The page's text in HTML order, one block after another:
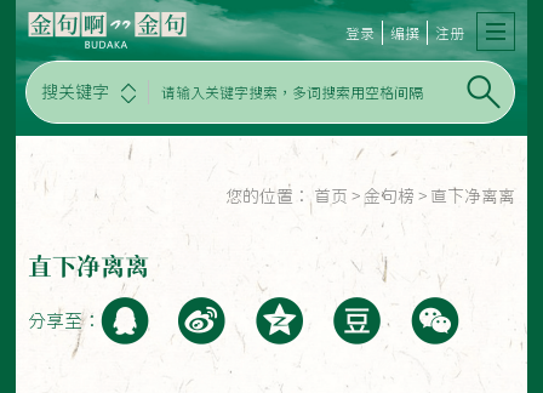
搜关键字
登录 编撰 注册
您的位置： 首页 > 金句榜 > 直下净离离
直下净离离
分享至：